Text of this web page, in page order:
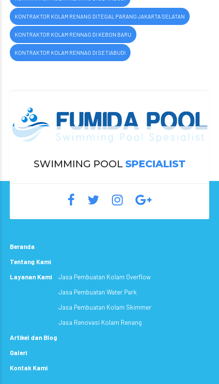
KONTRAKTOR KOLAM RENANG DITEGAL PARANG JAKARTA SELATAN
KONTRAKTOR KOLAM RENNAG DI KEBON BARU
KONTRAKTOR KOLAM RENNAG DI SETIABUDI
SWIMMING POOL SPECIALIST
Beranda
Tentang Kami
Layanan Kami
Jasa Pembuatan Kolam Overflow
Jasa Pembuatan Water Park
Jasa Pembuatan Kolam Skimmer
Jasa Renovasi Kolam Renang
Artikel dan Blog
Galeri
Kontak Kami